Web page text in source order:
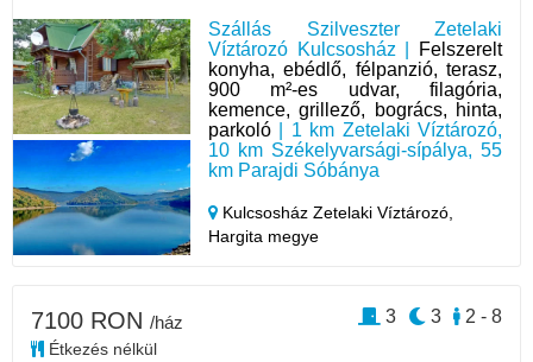
Szállás Szilveszter Zetelaki
Víztározó Kulcsosház |
Felszerelt
konyha, ebédlő, félpanzió, terasz,
900 m²-es udvar, filagória,
kemence, grillező, bogrács, hinta,
parkoló | 1 km Zetelaki Víztározó,
10 km Székelyvarsági-sípálya, 55
km Parajdi Sóbánya
Kulcsosház Zetelaki Víztározó,
Hargita megye
7100 RON /ház
Étkezés nélkül
2 - 8
3
3